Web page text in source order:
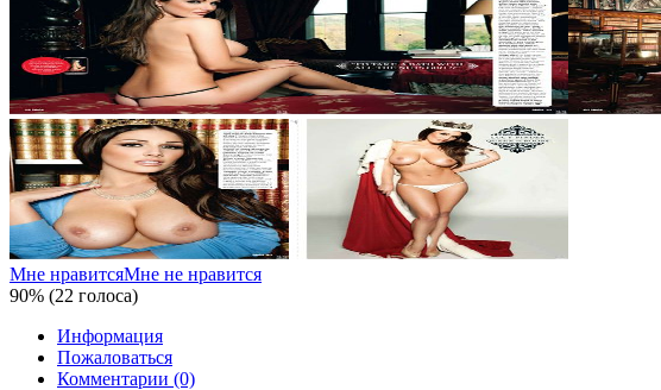
Мне нравитсяМне не нравится
90% (22 голоса)
Информация
Пожаловаться
Комментарии (0)